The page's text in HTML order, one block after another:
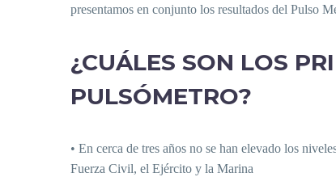
presentamos en conjunto los resultados del Pulso
¿CUÁLES SON LOS
PULSÓMETRO?
• En cerca de tres años no se han elevado los
Fuerza Civil, el Ejército y la Marina